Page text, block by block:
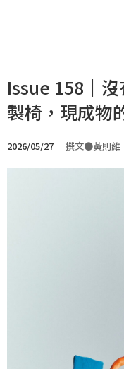
Issue 158｜
製椅，現成物
2026/05/27 撰文●黃則維